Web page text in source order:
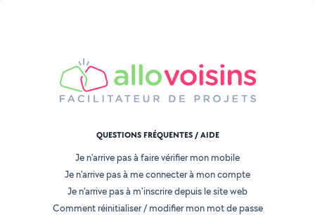
QUESTIONS FRÉQUENTES / AIDE
Je n'arrive pas à faire vérifier mon mobile
Je n'arrive pas à me connecter à mon compte
Je n'arrive pas à m'inscrire depuis le site web
Comment réinitialiser / modifier mon mot de passe